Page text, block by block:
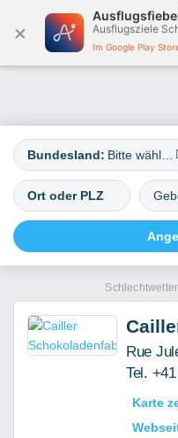
× Ausflugsziele
Im Google Play
Bundesland:
Rue
Tel.
Karte